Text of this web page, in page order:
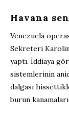
Havana
Venezuela
Sekreteri
yaptı. İddiaya
sistemlerinin
dalgası
burun